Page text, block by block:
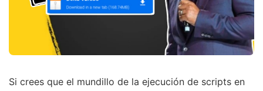
Si crees que el mundillo de la ejecución de scripts en